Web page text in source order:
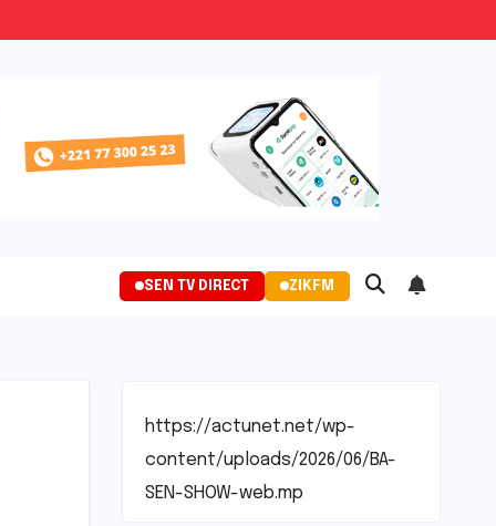
SEN TV DIRECT ZIKFM
https://actunet.net/wp-
content/uploads/2026/06/BA-
SEN-SHOW-web.mp